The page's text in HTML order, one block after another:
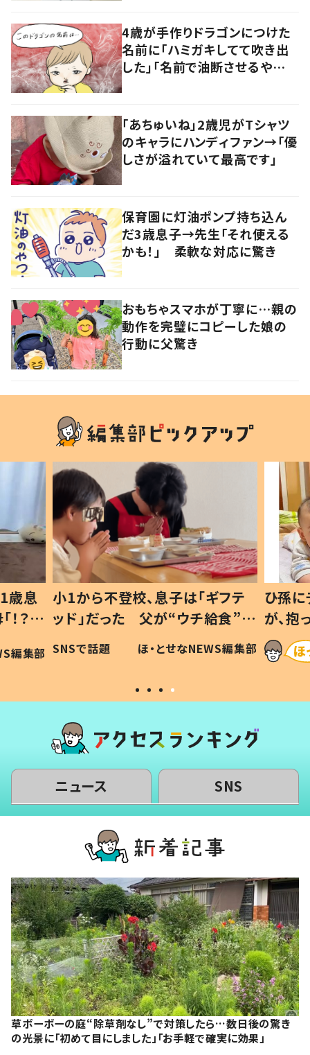
4歳が手作りドラゴンにつけた
名前に「ハミガキしてて吹き出
した」「名前で油断させるや
「あちゅいね」2歳児がTシャツ
のキャラにハンディファン→「優
しさが溢れていて最高です」
保育園に灯油ポンプ持ち込ん
だ3歳息子→先生「それ使える
かも！」 柔軟な対応に驚き
おもちゃスマホが丁寧に…親の
動作を完璧にコピーした娘の
行動に父驚き
歳息
？」
編集部
小1から不登校、息子は「ギフテ
ッド」だった 父が“ウチ給食”を
作り続ける理由とは #令和の親
#令和の子
SNSで話題 ほ・とせなNEWS編集部
ひ孫
が、
「涙が
い」
ニュース SNS
草ボーボーの庭“除草剤なし”で対策したら…数日後の驚き
の光景に「初めて目にしました」「お手軽で確実に効果」